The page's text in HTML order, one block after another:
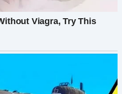
не только в машине.
А сейчас я не
меня или мои
удивлённым:
уважаю.